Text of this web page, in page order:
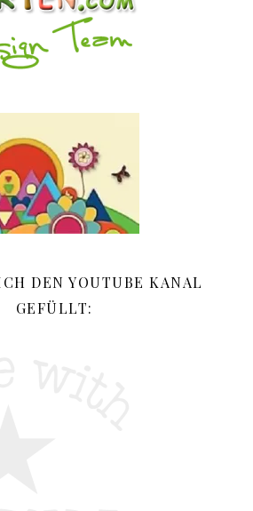
DEN YOUTUBE KANAL
GEFÜLLT: